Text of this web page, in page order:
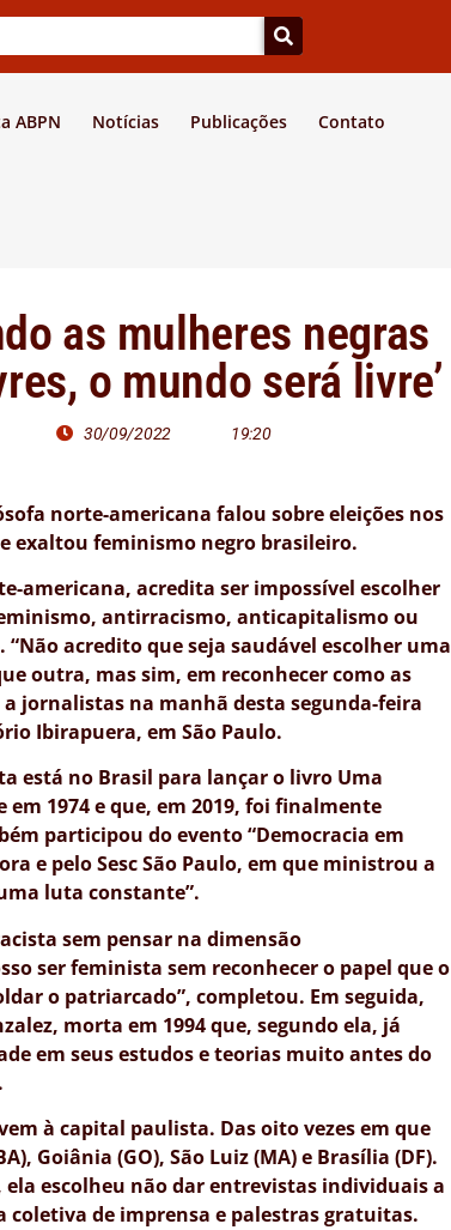
ABPN Notícias Publicações Contato
as mulheres negras
o mundo será livre’
30/09/2022 19:20
norte-americana falou sobre eleições nos
exaltou feminismo negro brasileiro.
americana, acredita ser impossível escolher
antirracismo, anticapitalismo ou
acredito que seja saudável escolher uma
outra, mas sim, em reconhecer como as
jornalistas na manhã desta segunda-feira
Ibirapuera, em São Paulo.
está no Brasil para lançar o livro Uma
1974 e que, em 2019, foi finalmente
participou do evento “Democracia em
e pelo Sesc São Paulo, em que ministrou a
luta constante”.
sem pensar na dimensão
ser feminista sem reconhecer o papel que o
o patriarcado”, completou. Em seguida,
morta em 1994 que, segundo ela, já
em seus estudos e teorias muito antes do
à capital paulista. Das oito vezes em que
Goiânia (GO), São Luiz (MA) e Brasília (DF).
escolheu não dar entrevistas individuais a
de imprensa e palestras gratuitas.